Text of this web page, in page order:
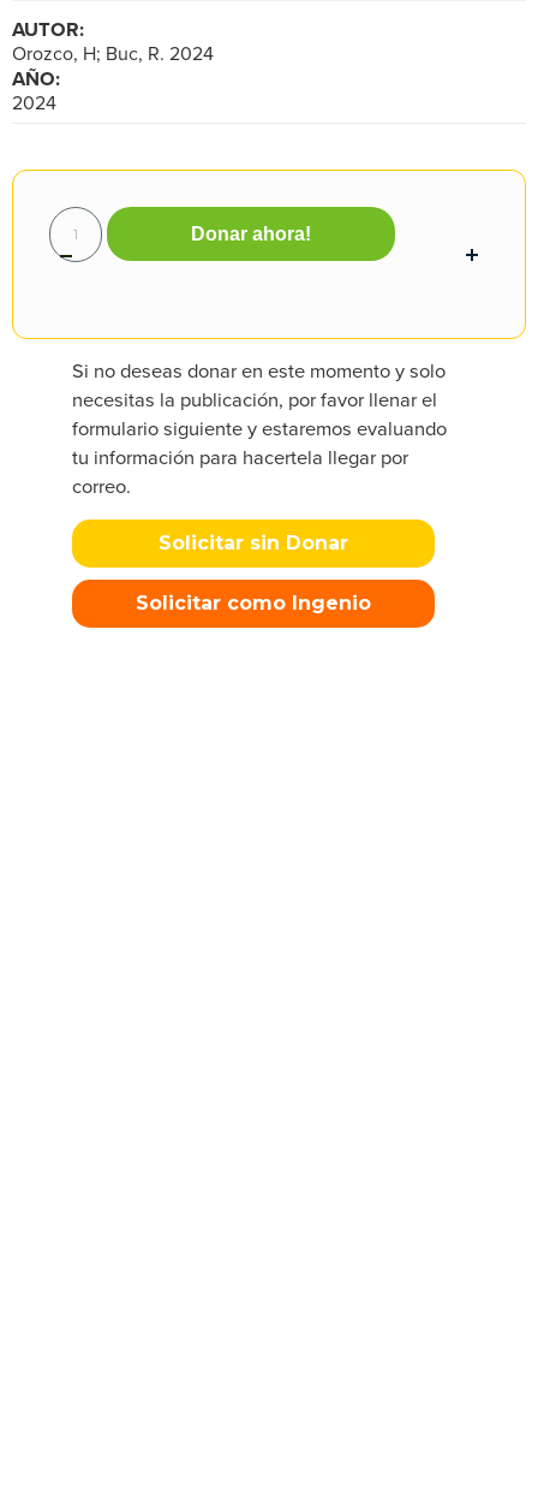
AUTOR:
Orozco, H; Buc, R. 2024
AÑO:
2024
Donar ahora!
Si no deseas donar en este momento y solo
necesitas la publicación, por favor llenar el
formulario siguiente y estaremos evaluando
tu información para hacertela llegar por
correo.
Solicitar sin Donar
Solicitar como Ingenio